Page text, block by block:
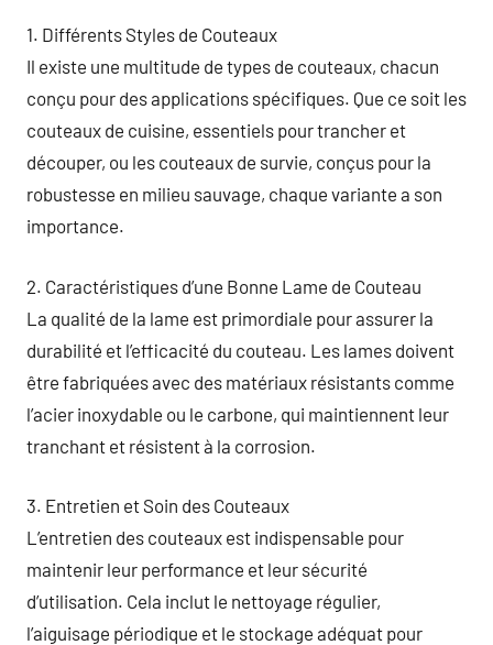
1. Différents Styles de Couteaux
Il existe une multitude de types de couteaux, chacun
conçu pour des applications spécifiques. Que ce soit les
couteaux de cuisine, essentiels pour trancher et
découper, ou les couteaux de survie, conçus pour la
robustesse en milieu sauvage, chaque variante a son
importance.
2. Caractéristiques d’une Bonne Lame de Couteau
La qualité de la lame est primordiale pour assurer la
durabilité et l’efficacité du couteau. Les lames doivent
être fabriquées avec des matériaux résistants comme
l’acier inoxydable ou le carbone, qui maintiennent leur
tranchant et résistent à la corrosion.
3. Entretien et Soin des Couteaux
L’entretien des couteaux est indispensable pour
maintenir leur performance et leur sécurité
d’utilisation. Cela inclut le nettoyage régulier,
l’aiguisage périodique et le stockage adéquat pour